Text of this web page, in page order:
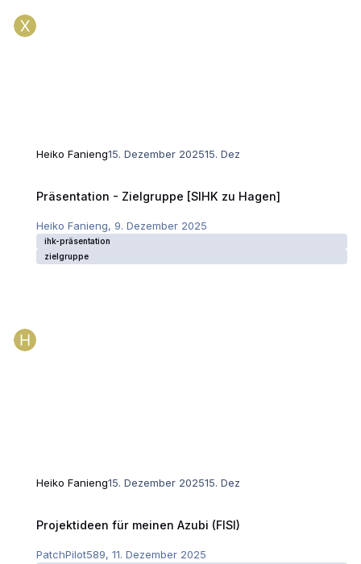
Heiko Fanieng15. Dezember 202515. Dez
Präsentation - Zielgruppe [SIHK zu Hagen]
Heiko Fanieng, 9. Dezember 2025
ihk-präsentation
zielgruppe
Heiko Fanieng15. Dezember 202515. Dez
Projektideen für meinen Azubi (FISI)
PatchPilot589, 11. Dezember 2025